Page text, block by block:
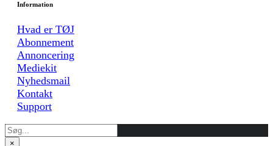
Information
Hvad er TØJ
Abonnement
Annoncering
Mediekit
Nyhedsmail
Kontakt
Support
×